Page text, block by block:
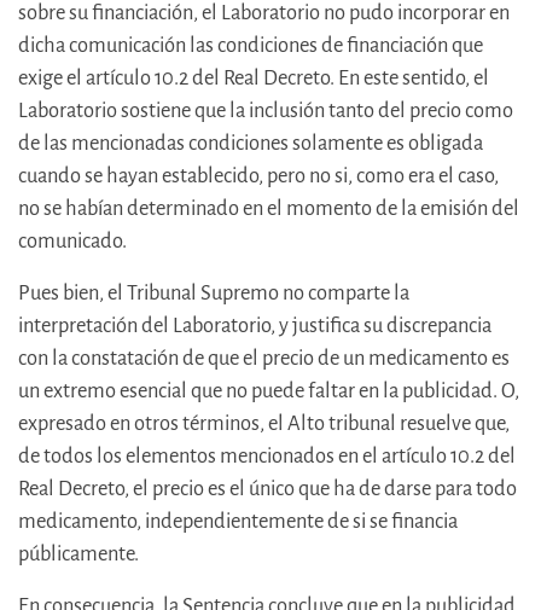
sobre su financiación, el Laboratorio no pudo incorporar en
dicha comunicación las condiciones de financiación que
exige el artículo 10.2 del Real Decreto. En este sentido, el
Laboratorio sostiene que la inclusión tanto del precio como
de las mencionadas condiciones solamente es obligada
cuando se hayan establecido, pero no si, como era el caso,
no se habían determinado en el momento de la emisión del
comunicado.
Pues bien, el Tribunal Supremo no comparte la
interpretación del Laboratorio, y justifica su discrepancia
con la constatación de que el precio de un medicamento es
un extremo esencial que no puede faltar en la publicidad. O,
expresado en otros términos, el Alto tribunal resuelve que,
de todos los elementos mencionados en el artículo 10.2 del
Real Decreto, el precio es el único que ha de darse para todo
medicamento, independientemente de si se financia
públicamente.